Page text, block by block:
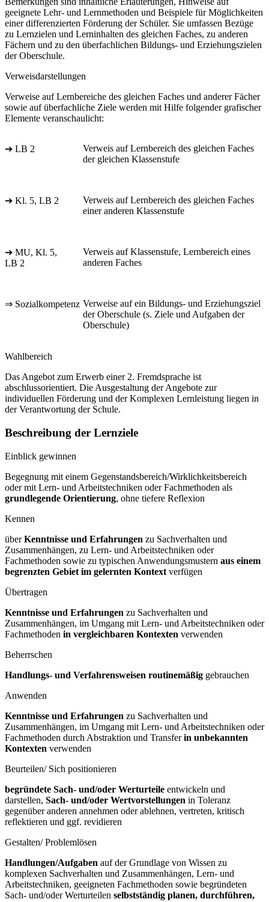
geeignete Lehr- und Lernmethoden und Beispiele für Möglichkeiten
einer differenzierten Förderung der Schüler. Sie umfassen Bezüge
zu Lernzielen und Lerninhalten des gleichen Faches, zu anderen
Fächern und zu den überfachlichen Bildungs- und Erziehungszielen
der Oberschule.
Verweisdarstellungen
Verweise auf Lernbereiche des gleichen Faches und anderer Fächer
sowie auf überfachliche Ziele werden mit Hilfe folgender grafischer
Elemente veranschaulicht:
➔ LB 2
Verweis auf Lernbereich des gleichen Faches
der gleichen Klassenstufe
➔ Kl. 5, LB 2
Verweis auf Lernbereich des gleichen Faches
einer anderen Klassenstufe
➔ MU, Kl. 5,
LB 2
Verweis auf Klassenstufe, Lernbereich eines
anderen Faches
⇒ Sozialkompetenz Verweise auf ein Bildungs- und Erziehungsziel
der Oberschule (s. Ziele und Aufgaben der
Oberschule)
Wahlbereich
Das Angebot zum Erwerb einer 2. Fremdsprache ist
abschlussorientiert. Die Ausgestaltung der Angebote zur
individuellen Förderung und der Komplexen Lernleistung liegen in
der Verantwortung der Schule.
Beschreibung der Lernziele
Einblick gewinnen
Begegnung mit einem Gegenstandsbereich/Wirklichkeitsbereich
oder mit Lern- und Arbeitstechniken oder Fachmethoden als
grundlegende Orientierung, ohne tiefere Reflexion
Kennen
überKenntnisse und Erfahrungen zu Sachverhalten und
Zusammenhängen, zu Lern- und Arbeitstechniken oder
Fachmethoden sowie zu typischen Anwendungsmustern aus einem
begrenzten Gebiet im gelernten Kontext verfügen
Übertragen
Kenntnisse und Erfahrungen zu Sachverhalten und
Zusammenhängen, im Umgang mit Lern- und Arbeitstechniken oder
Fachmethoden in vergleichbaren Kontexten verwenden
Beherrschen
Handlungs- und Verfahrensweisen routinemäßig gebrauchen
Anwenden
Kenntnisse und Erfahrungen zu Sachverhalten und
Zusammenhängen, im Umgang mit Lern- und Arbeitstechniken oder
Fachmethoden durch Abstraktion und Transferin unbekannten
Kontexten verwenden
Beurteilen/ Sich positionieren
begründete Sach- und/oder Werturteile entwickeln und
darstellen, Sach- und/oder Wertvorstellungen in Toleranz
gegenüber anderen annehmen oder ablehnen, vertreten, kritisch
reflektieren und ggf. revidieren
Gestalten/ Problemlösen
Handlungen/Aufgaben auf der Grundlage von Wissen zu
komplexen Sachverhalten und Zusammenhängen, Lern- und
Arbeitstechniken, geeigneten Fachmethoden sowie begründeten
Sach- und/oder Werturteilen selbstständig planen, durchführen,